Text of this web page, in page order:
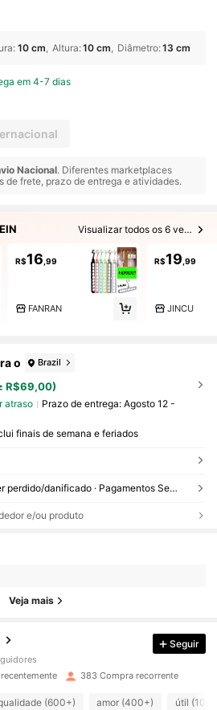
: 10 cm Altura:10 cm Diâmetro:13 cm
em 4-7 dias
Nacional. Diferentes marketplaces
de frete, prazo de entrega e atividades.
Visualizar todos os 6 vendedores
R$16 ,99
FANRAN
R$19 ,99
JINCU
o Brazil
R$69,00)
atraso Prazo de entrega: Agosto 12 -
finais de semana e feriados
Reenviar se o item estiver perdido/danificado · Pagamentos Seguros · Proteção de privacidade
e/ou produto
Veja mais
Seguir
383 Compra recorrente
(600+) amor (400+) útil